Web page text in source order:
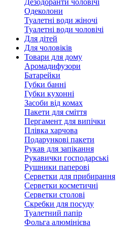
Дезодоранти чоловічі
Одеколони
Туалетні води жіночі
Туалетні води чоловічі
Для дітей
Для чоловіків
Товари для дому
Аромадифузори
Батарейки
Губки банні
Губки кухонні
Засоби від комах
Пакети для сміття
Пергамент для випічки
Плівка харчова
Подарункові пакети
Рукав для запікання
Рукавички господарські
Рушники паперові
Серветки для прибирання
Серветки косметичні
Серветки столові
Скребки для посуду
Туалетний папір
Фольга алюмінієва